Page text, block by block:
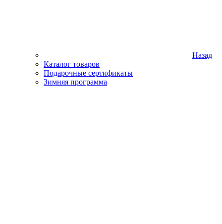
Назад
Каталог товаров
Подарочные сертификаты
Зимняя программа